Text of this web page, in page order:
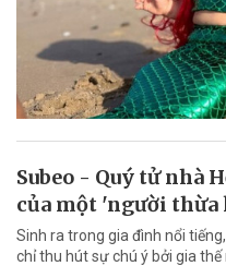
Subeo - Quý tử nhà
của một 'người
Sinh ra trong gia đình nổi
chỉ thu hút sự chú ý bởi gia